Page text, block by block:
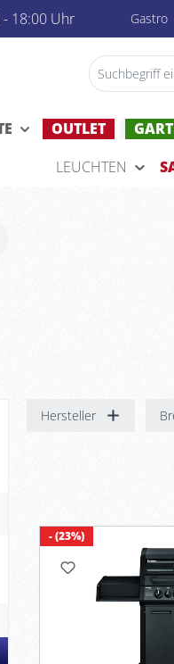
- 18:00 Uhr Gastro
OUTLET
LEUCHTEN
Hersteller
- (23%)